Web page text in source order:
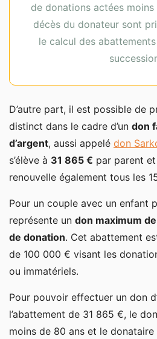
de donations actées
décès du donateur sont
le calcul des
D’autre part, il est possible de
distinct dans le cadre d’un don
d’argent, aussi appelé don
s’élève à 31 865 € par parent
renouvelle également tous les
Pour un couple avec un enfant
représente un don maximum
de donation. Cet abattement
de 100 000 € visant les
ou immatériels.
Pour pouvoir effectuer un don
l’abattement de 31 865 €, le
moins de 80 ans et le